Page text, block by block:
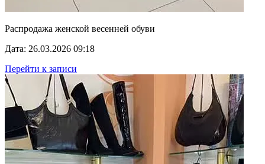
Распродажа женской весенней обуви
Дата: 26.03.2026 09:18
Перейти к записи